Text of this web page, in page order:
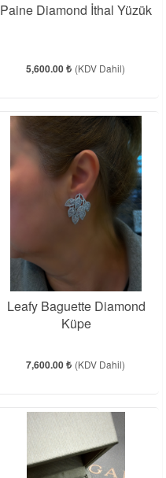
Paine Diamond İthal Yüzük
5,600.00 ₺ (KDV Dahil)
Leafy Baguette Diamond
Küpe
7,600.00 ₺ (KDV Dahil)